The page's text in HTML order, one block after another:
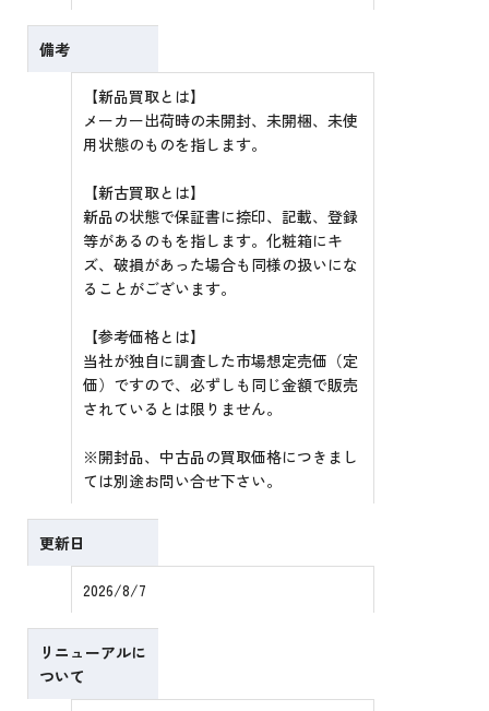
備考
【新品買取とは】
メーカー出荷時の未開封、未開梱、未使
用状態のものを指します。
【新古買取とは】
新品の状態で保証書に捺印、記載、登録
等があるのもを指します。化粧箱にキ
ズ、破損があった場合も同様の扱いにな
ることがございます。
【参考価格とは】
当社が独自に調査した市場想定売価（定
価）ですので、必ずしも同じ金額で販売
されているとは限りません。
※開封品、中古品の買取価格につきまし
ては別途お問い合せ下さい。
更新日
2026/8/7
リニューアルに
ついて